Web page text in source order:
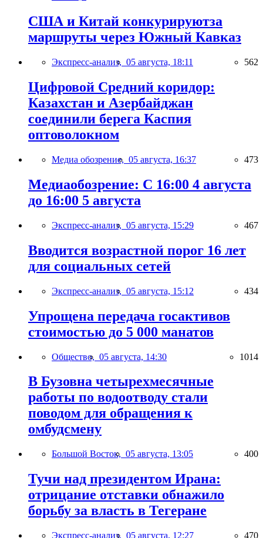
США и Китай конкурируютза
маршруты через Южный Кавказ
Экспресс-анализ, 05 августа, 18:11 562
Цифровой Средний коридор:
Казахстан и Азербайджан
соединили берега Каспия
оптоволокном
Медиа обозрение, 05 августа, 16:37 473
Медиаобозрение: С 16:00 4 августа
до 16:00 5 августа
Экспресс-анализ, 05 августа, 15:29 467
Вводится возрастной порог 16 лет
для социальных сетей
Экспресс-анализ, 05 августа, 15:12 434
Упрощена передача госактивов
стоимостью до 5 000 манатов
Общество, 05 августа, 14:30 1014
В Бузовна четырехмесячные
работы по водоотводу стали
поводом для обращения к
омбудсмену
Большой Восток, 05 августа, 13:05 400
Тучи над президентом Ирана:
отрицание отставки обнажило
борьбу за власть в Тегеране
Экспресс-анализ, 05 августа, 12:27 470